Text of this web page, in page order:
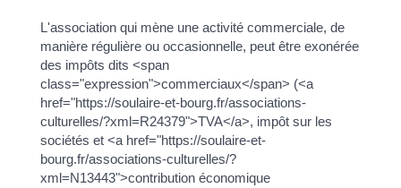
L'association qui mène une activité commerciale, de
manière régulière ou occasionnelle, peut être exonérée
des impôts dits <span
class="expression">commerciaux</span> (<a
href="https://soulaire-et-bourg.fr/associations-
culturelles/?xml=R24379">TVA</a>, impôt sur les
sociétés et <a href="https://soulaire-et-
bourg.fr/associations-culturelles/?
xml=N13443">contribution économique